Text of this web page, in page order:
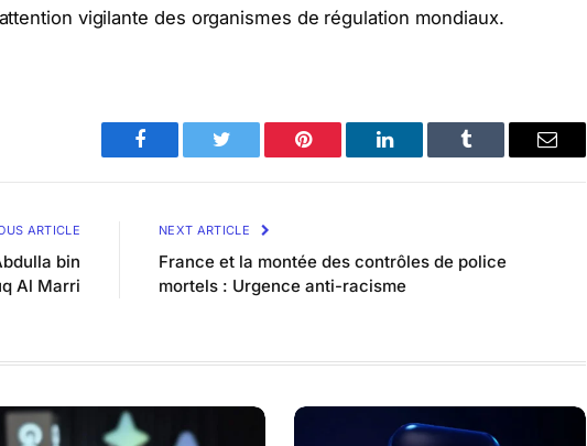
vigilante des organismes de régulation mondiaux.
Facebook Twitter Pinterest LinkedIn Tumblr Email
ARTICLE
bin
Al Marri
NEXT ARTICLE
France et la montée des contrôles de police
mortels : Urgence anti-racisme